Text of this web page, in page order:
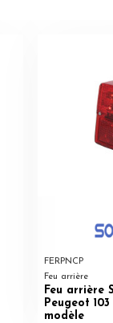
FERPNCP
Feu arrière
Feu arrière
Peugeot
modèle